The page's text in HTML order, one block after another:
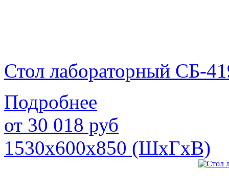
Стол лабораторный СБ-
Подробнее
от 30 018 руб
1530х600х850 (ШхГхВ)